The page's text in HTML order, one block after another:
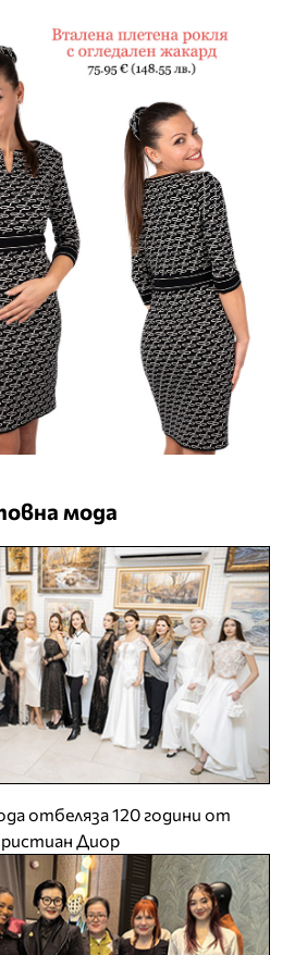
мода
отбеляза 120 години от
Диор